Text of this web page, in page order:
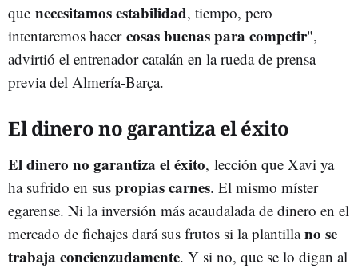
que necesitamos estabilidad, tiempo, pero
intentaremos hacer cosas buenas para competir",
advirtió el entrenador catalán en la rueda de prensa
previa del Almería-Barça.
El dinero no garantiza el éxito
El dinero no garantiza el éxito, lección que Xavi ya
ha sufrido en sus propias carnes. El mismo míster
egarense. Ni la inversión más acaudalada de dinero en el
mercado de fichajes dará sus frutos si la plantillano se
trabaja concienzudamente. Y si no, que se lo digan al